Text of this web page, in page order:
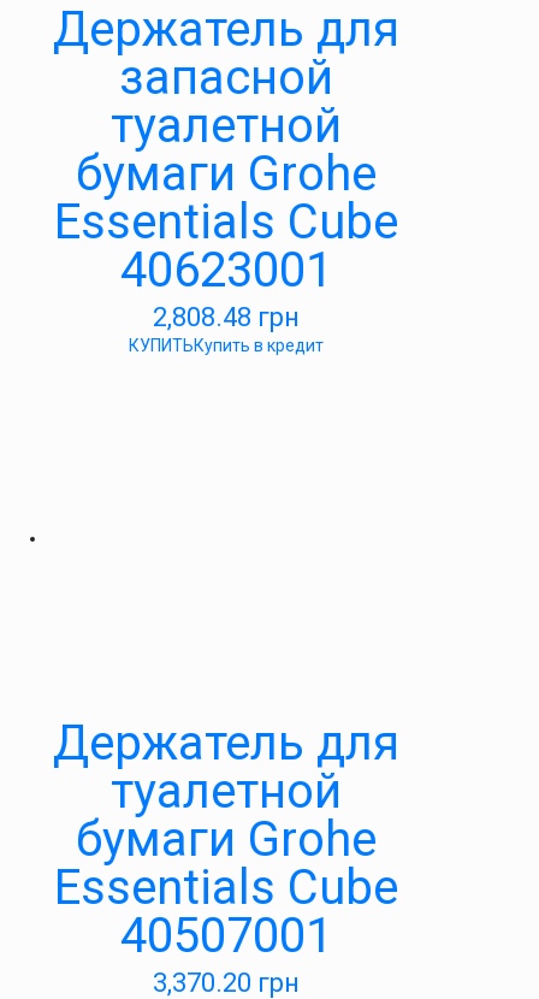
Держатель для
запасной
туалетной
бумаги Grohe
Essentials Cube
40623001
2,808.48 грн
КУПИТЬКупить в кредит
Держатель для
туалетной
бумаги Grohe
Essentials Cube
40507001
3,370.20 грн